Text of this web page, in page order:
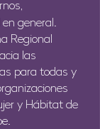
general.
Regional
las
para todas y
y Hábitat de